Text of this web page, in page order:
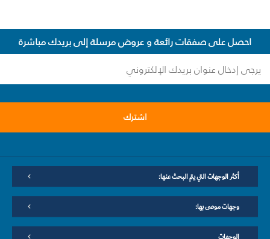
احصل على صفقات رائعة و عروض مرسلة إلى بريدك مباشرة
اشترك
أكثر الوجهات التي يتم البحث عنها:
وجهات موصى بها:
الوجهات